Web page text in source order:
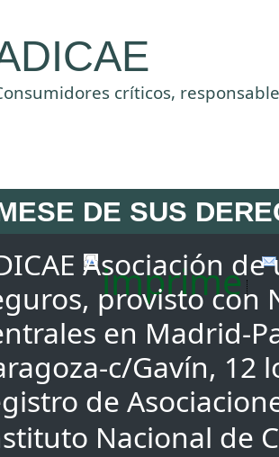
críticos,
DE SUS
imprime
Asociación
provisto con
en Madrid-
c/Gavín, 12
de
Nacional de